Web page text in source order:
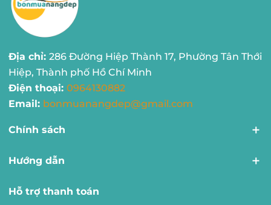
Địa chỉ: 286 Đường Hiệp Thành 17, Phường Tân Thới
Hiệp, Thành phố Hồ Chí Minh
Điện thoại: 0964130882
Email: bonmuanangdep@gmail.com
Chính sách
Hướng dẫn
Hỗ trợ thanh toán